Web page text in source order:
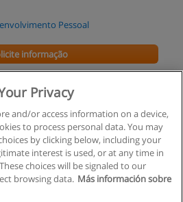
Pessoal
informação
Dinâmicas de Grupo
Pessoal
informação
Privacy
and/or access information on a device,
to process personal data. You may
by clicking below, including your
interest is used, or at any time in
choices will be signaled to our
browsing data. Más información sobre